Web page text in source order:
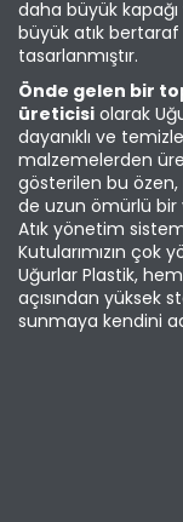
daha büyük
büyük atık
tasarlanmıştır.
Önde gelen bir
üreticisi olarak
dayanıklı ve
malzemelerden
gösterilen bu özen,
de uzun ömürlü bir
Atık yönetim
Kutularımızın çok
Uğurlar Plastik,
açısından yüksek
sunmaya kendini